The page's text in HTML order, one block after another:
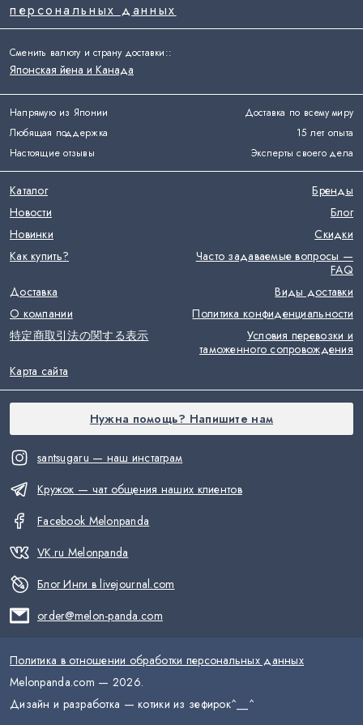
Напрямую из Японии
Доставка по всему миру
Любящая поддержка
15 лет опыта
Настоящие отзывы
Эксперты своего дела
santsugaru — наш инстаграм
Кружок — чат общения наших клиентов
Facebook Melonpanda
VK.ru Melonpanda
Блог Инги в livejournal.com
order@melon-panda.com
персональных данных
Каталог
Бренды
Новости
Блог
Новинки
Скидки
Как купить?
Часто задаваемые вопросы —
FAQ
Доставка
Виды доставки
О компании
Политика конфиденциальности
特定商取引法の関する表示
Условия перевозки и
таможенного сопровождения
Карта сайта
Сменить валюту и страну доставки::
Японская йена и Канада
Нужна помощь? Напишите нам
Политика в отношении обработки персональных данных
Melonpanda.com — 2026.
Дизайн и разработка — котики из зефирок^__^